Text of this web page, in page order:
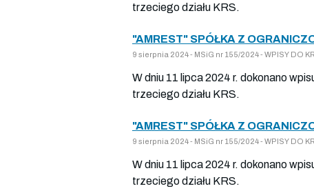
trzeciego działu KRS.
"AMREST" SPÓŁKA Z
9 sierpnia 2024 - MSiG nr 155/2024 - WPISY DO
W dniu 11 lipca 2024 r. dokonano
trzeciego działu KRS.
"AMREST" SPÓŁKA Z
9 sierpnia 2024 - MSiG nr 155/2024 - WPISY DO
W dniu 11 lipca 2024 r. dokonano
trzeciego działu KRS.